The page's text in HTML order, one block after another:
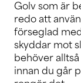
Golv som är
redo att
förseglad
skyddar mot
behöver
innan du går